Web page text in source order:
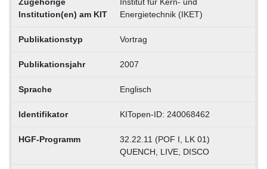
Institution(en) am KIT
Energietechnik (IKET)
Publikationstyp Vortrag
Publikationsjahr 2007
Sprache Englisch
Identifikator KITopen-ID: 240068462
HGF-Programm
32.22.11 (POF I, LK 01)
QUENCH, LIVE, DISCO